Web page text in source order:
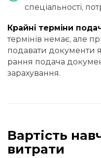
спеціальності,
Крайні терміни
термінів немає, але
подавати документи
рання подача
зарахування.
Вартість
витрати